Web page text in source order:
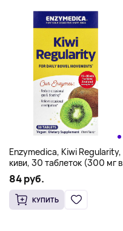
Enzymedica, Kiwi Regularity,
киви, 30 таблеток (300 мг в
одной таблетке)
84 руб.
КУПИТЬ